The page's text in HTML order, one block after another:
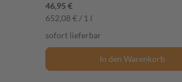
46,95 €
652,08 € / 1 l
sofort lieferbar
In den Warenkorb